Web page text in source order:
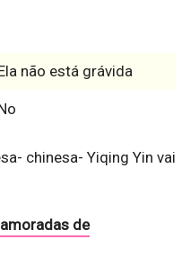
não está grávida
chinesa- Yiqing Yin vai
de